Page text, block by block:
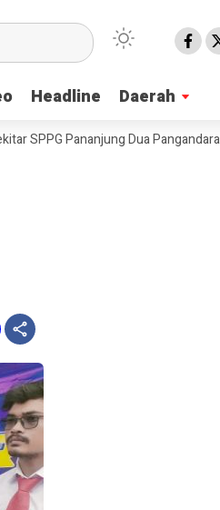
Headline Daerah
Headline Daerah
Pananjung Dua Pangandaran,